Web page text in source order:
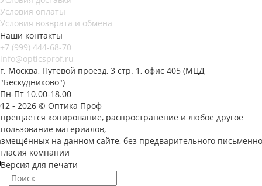
Условия оплаты
Условия возврата и обмена
Наши контакты
+7 (999) 444-68-70
info@opticsprof.ru
г. Москва, Путевой проезд, 3 стр. 1, офис 405 (МЦД
"Бескудниково")
Пн-Пт 10.00-18.00
- 2026 © Оптика Проф
копирование, распространение и любое другое
материалов,
на данном сайте, без предварительного
компании
Версия для печати